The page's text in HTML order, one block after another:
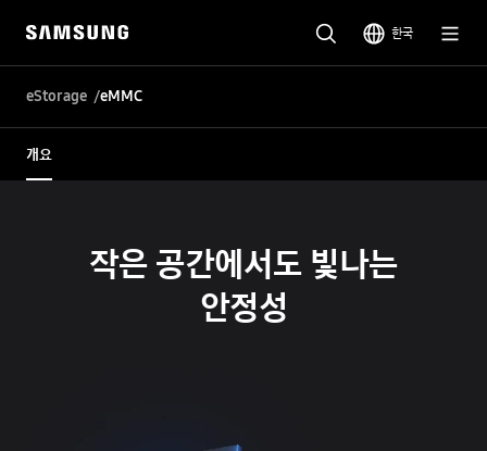
한국
eStorage eMMC
개요
작은 공간에서도 빛나는
안정성